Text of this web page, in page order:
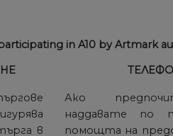
in A10 by Artmark
в
Ако
наддавате по
помощта на